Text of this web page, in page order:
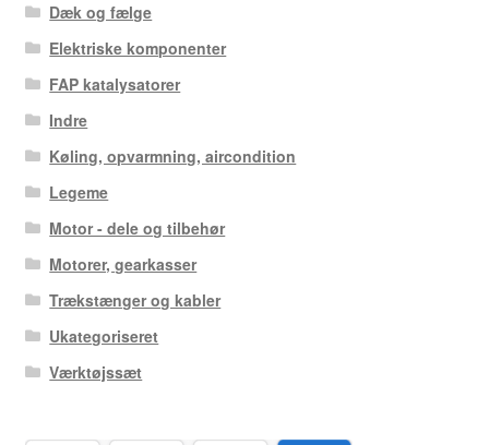
Dæk og fælge
Elektriske komponenter
FAP katalysatorer
Indre
Køling, opvarmning, aircondition
Legeme
Motor - dele og tilbehør
Motorer, gearkasser
Trækstænger og kabler
Ukategoriseret
Værktøjssæt